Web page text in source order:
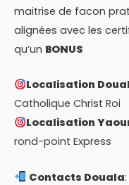
maitrise de facon
alignées avec les
qu’un BONUS
Localisation
Catholique Christ Roi
Localisation
rond-point Express
Contacts Douala: